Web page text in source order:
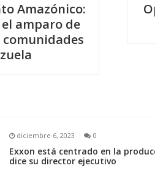
Amazónico:
el amparo de
comunidades
diciembre 6, 2023 0
Exxon está centrado en la
dice su director ejecutivo